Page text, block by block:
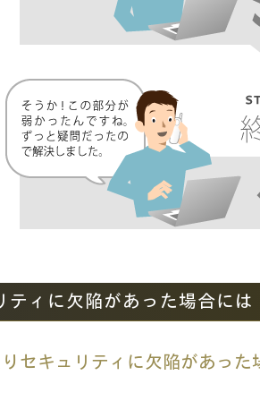
ィに欠陥があった場合には
セキュリティに欠陥があった